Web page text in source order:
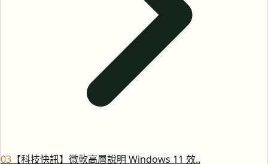
03 【科技快訊】微軟高層說明 Windows 11 效..